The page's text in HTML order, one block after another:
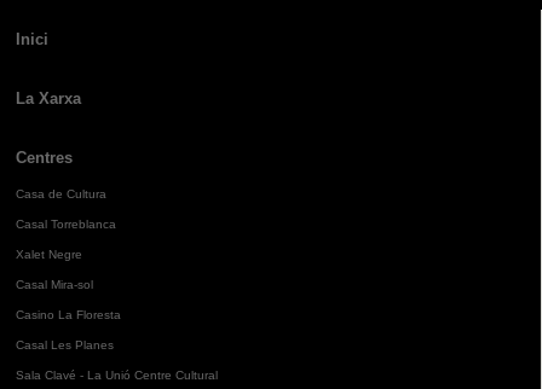
Inici
La Xarxa
Centres
Casa de Cultura
Casal Torreblanca
Xalet Negre
Casal Mira-sol
Casino La Floresta
Casal Les Planes
Sala Clavé - La Unió Centre Cultural